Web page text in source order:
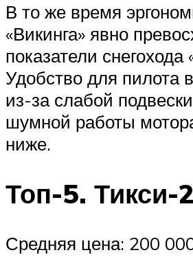
В то же время
«Викинга» явно
показатели снегохода
Удобство для пилота
из-за слабой
шумной работы
ниже.
Топ-5. Тикси-
Средняя цена: 200